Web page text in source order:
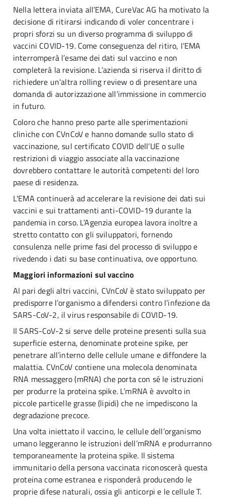
Nella lettera inviata all’EMA, CureVac AG ha motivato la
decisione di ritirarsi indicando di voler concentrare i
propri sforzi su un diverso programma di sviluppo di
vaccini COVID-19. Come conseguenza del ritiro, l’EMA
interromperà l’esame dei dati sul vaccino e non
completerà la revisione. L’azienda si riserva il diritto di
richiedere un'altra rolling review o di presentare una
domanda di autorizzazione all'immissione in commercio
in futuro.
Coloro che hanno preso parte alle sperimentazioni
cliniche con CVnCoV e hanno domande sullo stato di
vaccinazione, sul certificato COVID dell’UE o sulle
restrizioni di viaggio associate alla vaccinazione
dovrebbero contattare le autorità competenti del loro
paese di residenza.
L'EMA continuerà ad accelerare la revisione dei dati sui
vaccini e sui trattamenti anti-COVID-19 durante la
pandemia in corso. L’Agenzia europea lavora inoltre a
stretto contatto con gli sviluppatori, fornendo
consulenza nelle prime fasi del processo di sviluppo e
rivedendo i dati su base continuativa, ove opportuno.
Maggiori informazioni sul vaccino
Al pari degli altri vaccini, CVnCoV è stato sviluppato per
predisporre l’organismo a difendersi contro l’infezione da
SARS-CoV-2, il virus responsabile di COVID-19.
Il SARS-CoV-2 si serve delle proteine presenti sulla sua
superficie esterna, denominate proteine spike, per
penetrare all’interno delle cellule umane e diffondere la
malattia. CVnCoV contiene una molecola denominata
RNA messaggero (mRNA) che porta con sé le istruzioni
per produrre la proteina spike. L’mRNA è avvolto in
piccole particelle grasse (lipidi) che ne impediscono la
degradazione precoce.
Una volta iniettato il vaccino, le cellule dell’organismo
umano leggeranno le istruzioni dell’mRNA e produrranno
temporaneamente la proteina spike. Il sistema
immunitario della persona vaccinata riconoscerà questa
proteina come estranea e risponderà producendo le
proprie difese naturali, ossia gli anticorpi e le cellule T.